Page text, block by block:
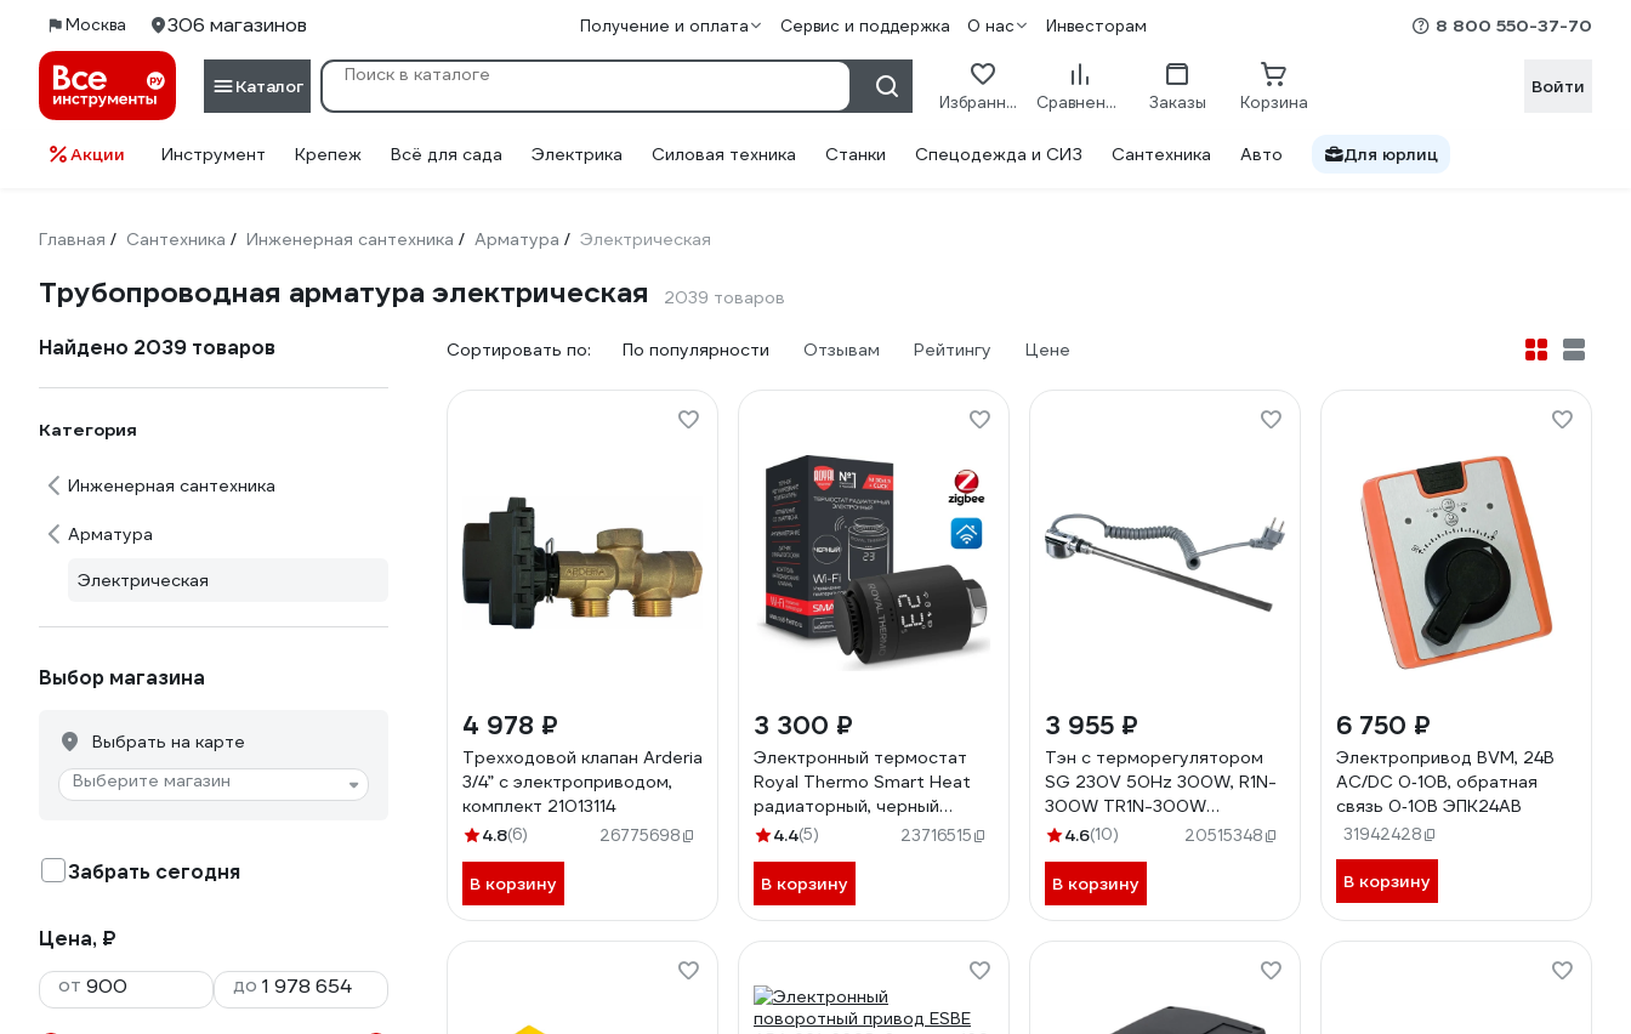
Москва 306 магазинов Получение и оплата Сервис и поддержка О нас Инвесторам 8 800 550-37-70
Каталог
Избранное Сравнение Заказы Корзина
Войти
Акции Инструмент Крепеж Всё для сада Электрика Силовая техника Станки Спецодежда и СИЗ Сантехника Авто Для юрлиц
Главная / Сантехника / Инженерная сантехника / Арматура / Электрическая
Трубопроводная арматура электрическая 2039 товаров
Найдено 2039 товаров
Категория
Инженерная сантехника
Арматура
Электрическая
Выбор магазина
Выбрать на карте
Выберите магазин
Забрать сегодня
Цена, ₽
от
до
Сортировать по: По популярности Отзывам Рейтингу Цене
4 978 ₽
Трехходовой клапан Arderia
3/4” с электроприводом,
комплект 21013114
4.8(6) 26775698
В корзину
3 300 ₽
Электронный термостат
Royal Thermo Smart Heat
радиаторный, черный
НС-1402610
4.4(5) 23716515
В корзину
3 955 ₽
Тэн с терморегулятором
SG 230V 50Hz 300W, R1N-
300W TR1N-300W
SGTR1N-300W
4.6(10) 20515348
В корзину
6 750 ₽
Электропривод BVM, 24В
AC/DC 0‐10В, обратная
связь 0‐10В ЭПК24АВ
31942428
В корзину